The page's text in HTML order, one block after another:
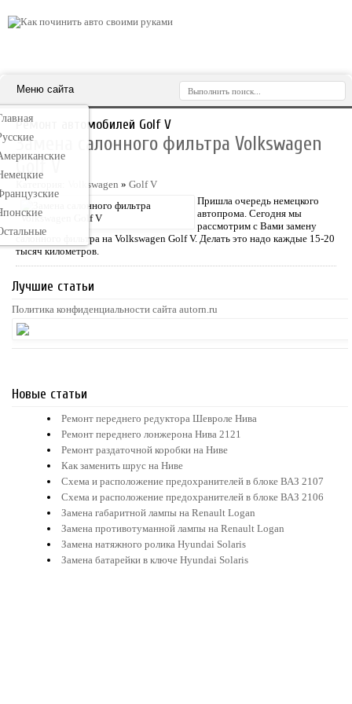
Меню сайта
Ремонт автомобилей Golf V
Замена салонного фильтра Volkswagen
Golf V
Категория: Volkswagen » Golf V
Пришла очередь немецкого
автопрома. Сегодня мы
рассмотрим с Вами замену
салонного фильтра на Volkswagen Golf V. Делать это надо каждые 15-20
тысяч километров.
Лучшие статьи
Политика конфиденциальности сайта autorn.ru
Новые статьи
Ремонт переднего редуктора Шевроле Нива
Ремонт переднего лонжерона Нива 2121
Ремонт раздаточной коробки на Ниве
Как заменить шрус на Ниве
Схема и расположение предохранителей в блоке ВАЗ 2107
Схема и расположение предохранителей в блоке ВАЗ 2106
Замена габаритной лампы на Renault Logan
Замена противотуманной лампы на Renault Logan
Замена натяжного ролика Hyundai Solaris
Замена батарейки в ключе Hyundai Solaris